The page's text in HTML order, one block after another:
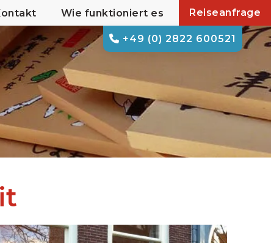
+49 (0) 2822 600521
Wie funktioniert es Reiseanfrage